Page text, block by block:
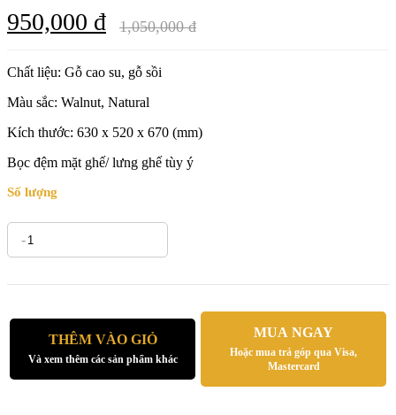
950,000 đ 1,050,000 đ
Chất liệu: Gỗ cao su, gỗ sồi
Màu sắc: Walnut, Natural
Kích thước: 630 x 520 x 670 (mm)
Bọc đệm mặt ghế/ lưng ghế tùy ý
Số lượng
-
THÊM VÀO GIỎ
Và xem thêm các sản phẩm khác
MUA NGAY
Hoặc mua trả góp qua Visa,
Mastercard